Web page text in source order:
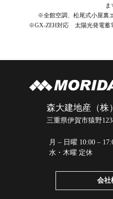
ま
※全館空調、松尾式小屋裏
※GX-ZEH対応 太陽光発電蓄
森大建地産（株
三重県伊賀市猿野
月 – 日曜 10:00 –
水・木曜 定休
会社